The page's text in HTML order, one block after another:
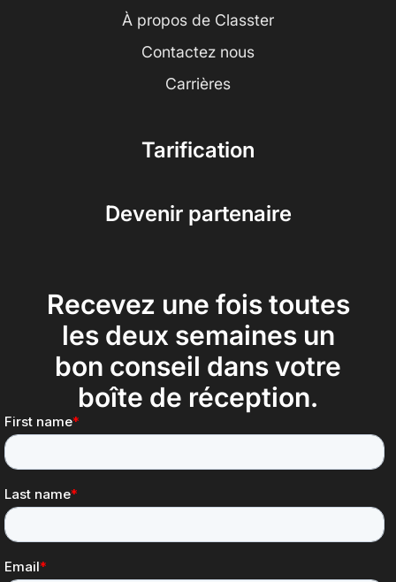
À propos de Classter
Contactez nous
Carrières
Tarification
Devenir partenaire
Recevez une fois toutes
les deux semaines un
bon conseil dans votre
boîte de réception.